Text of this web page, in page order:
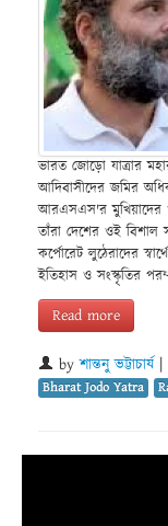
ভারত জোড়ো যাত্রার
আদিবাসীদের জমির
আরএসএস'র মুখিয়াদের
তাঁরা দেশের ওই বিশাল
কর্পোরেট লুঠেরাদের
ইতিহাস ও সংস্কৃতির
Read more
byশান্তনু ভট্টাচার্য
Bharat Jodo Yatra